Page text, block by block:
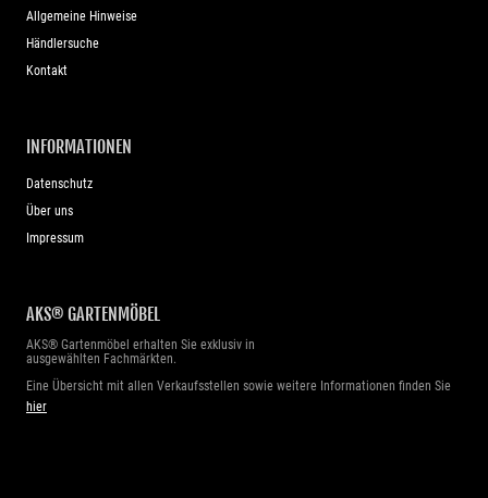
Allgemeine Hinweise
Händlersuche
Kontakt
INFORMATIONEN
Datenschutz
Über uns
Impressum
AKS® GARTENMÖBEL
AKS® Gartenmöbel erhalten Sie exklusiv in
ausgewählten Fachmärkten.
Eine Übersicht mit allen Verkaufsstellen sowie weitere Informationen finden Sie
hier